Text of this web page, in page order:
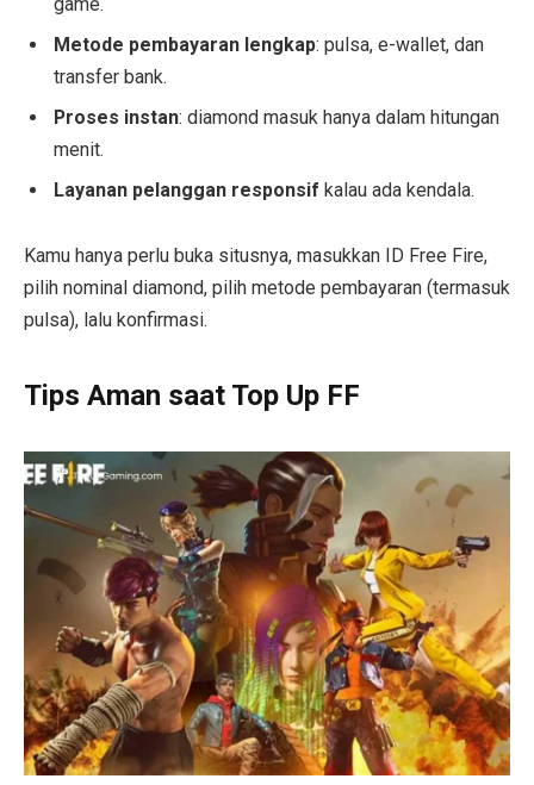
Metode pembayaran lengkap: pulsa, e-wallet, dan
transfer bank.
Proses instan: diamond masuk hanya dalam hitungan
menit.
Layanan pelanggan responsif kalau ada kendala.
Kamu hanya perlu buka situsnya, masukkan ID Free Fire,
pilih nominal diamond, pilih metode pembayaran (termasuk
pulsa), lalu konfirmasi.
Tips Aman saat Top Up FF